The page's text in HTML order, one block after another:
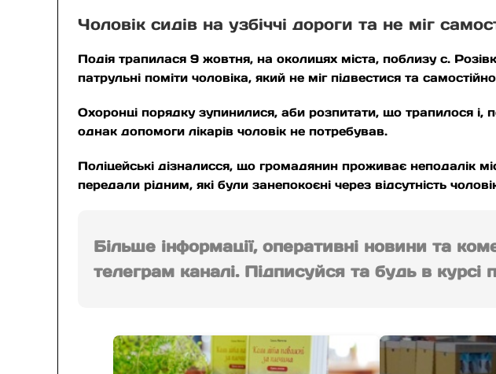
Чоловік сидів на узбіччі дороги та не міг
Подія трапилася 9 жовтня, на околицях міста, поблизу с.
патрульні поміти чоловіка, який не міг підвестися та
Охоронці порядку зупинилися, аби розпитати, що трапилося
однак допомоги лікарів чоловік не потребував.
Поліцейські дізналисся, що громадянин проживає неподалік
передали рідним, які були занепокоєні через відсутність
Більше інформації, оперативні новини та
телеграм каналі. Підписуйся та будь в курсі